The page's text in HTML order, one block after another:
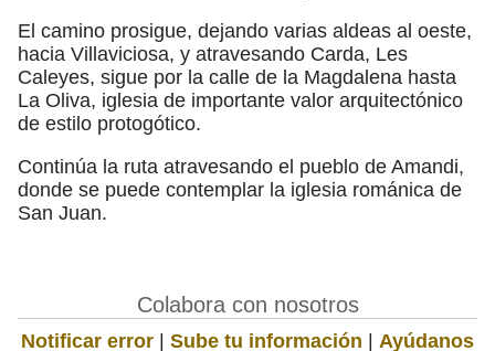
El camino prosigue, dejando varias aldeas al oeste,
hacia Villaviciosa, y atravesando Carda, Les
Caleyes, sigue por la calle de la Magdalena hasta
La Oliva, iglesia de importante valor arquitectónico
de estilo protogótico.
Continúa la ruta atravesando el pueblo de Amandi,
donde se puede contemplar la iglesia románica de
San Juan.
Colabora con nosotros
Notificar error | Sube tu información | Ayúdanos